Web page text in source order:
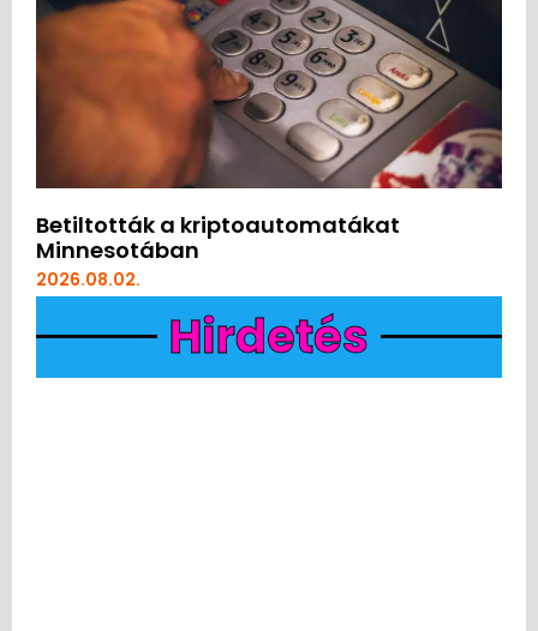
Betiltották a kriptoautomatákat
Minnesotában
2026.08.02.
Hirdetés